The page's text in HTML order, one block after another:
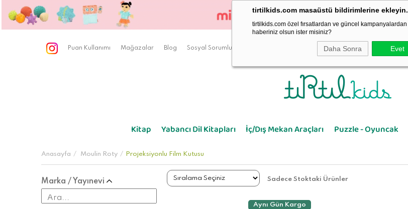
tirtilkids.com masaüstü bildirimlerine ekleyin.
tirtilkids.com özel fırsatlardan ve güncel kampanyalardan
haberiniz olsun ister misiniz?
Daha Sonra Evet
Puan Kullanımı Mağazalar Blog Sosyal Sorumluluk
Kitap Yabancı Dil Kitapları İç/Dış Mekan Araçları Puzzle - Oyuncak
Anasayfa Moulin Roty Projeksiyonlu Film Kutusu
Marka / Yayınevi Sadece Stoktaki Ürünler
Aynı Gün Kargo